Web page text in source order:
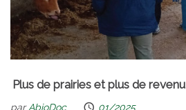
Plus de prairies et plus de revenu
parAbioDoc 01/2025